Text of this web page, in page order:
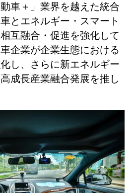
車＋」業界を越えた統合
とエネルギー・スマート
互融合・促進を強化して
企業が企業生態における
し、さらに新エネルギー
成長産業融合発展を推し